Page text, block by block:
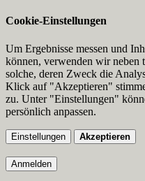
Cookie-Einstellungen
Um Ergebnisse messen und
können, verwenden wir neben
solche, deren Zweck die
Klick auf "Akzeptieren"
zu. Unter "Einstellungen"
persönlich anpassen.
Einstellungen Akzeptieren
Anmelden